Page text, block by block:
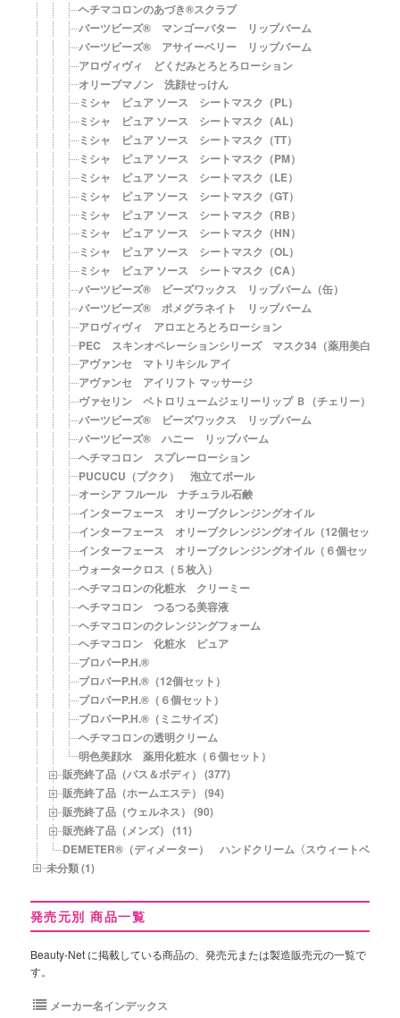
ヘチマコロンのあづき®スクラブ
バーツビーズ® マンゴーバター リップバーム
バーツビーズ® アサイーベリー リップバーム
アロヴィヴィ どくだみとろとろローション
オリーブマノン 洗顔せっけん
ミシャ ピュア ソース シートマスク（PL）
ミシャ ピュア ソース シートマスク（AL）
ミシャ ピュア ソース シートマスク（TT）
ミシャ ピュア ソース シートマスク（PM）
ミシャ ピュア ソース シートマスク（LE）
ミシャ ピュア ソース シートマスク（GT）
ミシャ ピュア ソース シートマスク（RB）
ミシャ ピュア ソース シートマスク（HN）
ミシャ ピュア ソース シートマスク（OL）
ミシャ ピュア ソース シートマスク（CA）
バーツビーズ® ビーズワックス リップバーム（缶）
バーツビーズ® ポメグラネイト リップバーム
アロヴィヴィ アロエとろとろローション
PEC スキンオペレーションシリーズ マスク34（薬用美白）
アヴァンセ マトリキシル アイ
アヴァンセ アイリフト マッサージ
ヴァセリン ペトロリュームジェリーリップ Ｂ（チェリー）
バーツビーズ® ビーズワックス リップバーム
バーツビーズ® ハニー リップバーム
ヘチマコロン スプレーローション
PUCUCU（プクク） 泡立てボール
オーシア フルール ナチュラル石鹸
インターフェース オリーブクレンジングオイル
インターフェース オリーブクレンジングオイル（12個セット）
インターフェース オリーブクレンジングオイル（６個セット）
ウォータークロス（５枚入）
ヘチマコロンの化粧水 クリーミー
ヘチマコロン つるつる美容液
ヘチマコロンのクレンジングフォーム
ヘチマコロン 化粧水 ピュア
プロパーP.H.®
プロパーP.H.®（12個セット）
プロパーP.H.®（６個セット）
プロパーP.H.®（ミニサイズ）
ヘチマコロンの透明クリーム
明色美顔水 薬用化粧水（６個セット）
販売終了品（バス＆ボディ） (377)
販売終了品（ホームエステ） (94)
販売終了品（ウェルネス） (90)
販売終了品（メンズ） (11)
DEMETER®（ディメーター） ハンドクリーム〈スウィートベビー
未分類 (1)
発売元別 商品一覧
Beauty-Net に掲載している商品の、発売元または製造販売元の一覧で
す。
メーカー名インデックス